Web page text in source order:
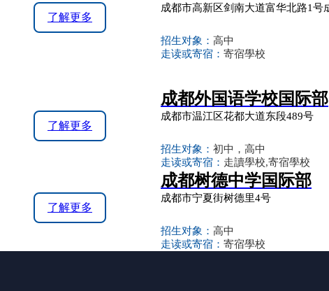
了解更多
成都市高新区剑南大道富华北路1号
招生对象： 高中
走读或寄宿： 寄宿學校
了解更多
成都外国语学校国际部
成都市温江区花都大道东段489号
招生对象： 初中，高中
走读或寄宿： 走讀學校,寄宿學校
了解更多
成都树德中学国际部
成都市宁夏街树德里4号
招生对象： 高中
走读或寄宿： 寄宿學校